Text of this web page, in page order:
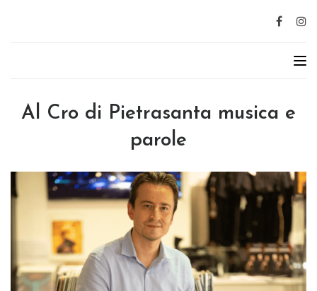
Al Cro di Pietrasanta musica e
parole